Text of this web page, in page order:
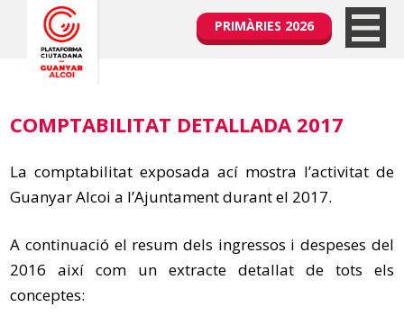
PRIMÀRIES 2026
COMPTABILITAT DETALLADA 2017
La comptabilitat exposada ací mostra l’activitat de
Guanyar Alcoi a l’Ajuntament durant el 2017.
A continuació el resum dels ingressos i despeses del
2016 així com un extracte detallat de tots els
conceptes: